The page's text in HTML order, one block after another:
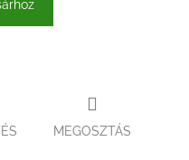
MEGOSZTÁS